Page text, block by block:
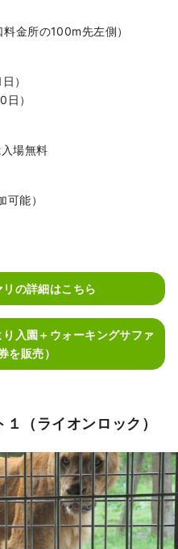
金所の100m先左側）
日）
）
場無料
能）
の詳細はこちら
入園＋ウォーキングサファ
を販売）
（ライオンロック）